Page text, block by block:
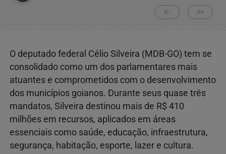
A- A+
O deputado federal Célio Silveira (MDB-GO) tem se
consolidado como um dos parlamentares mais
atuantes e comprometidos com o desenvolvimento
dos municípios goianos. Durante seus quase três
mandatos, Silveira destinou mais de R$ 410
milhões em recursos, aplicados em áreas
essenciais como saúde, educação, infraestrutura,
segurança, habitação, esporte, lazer e cultura.